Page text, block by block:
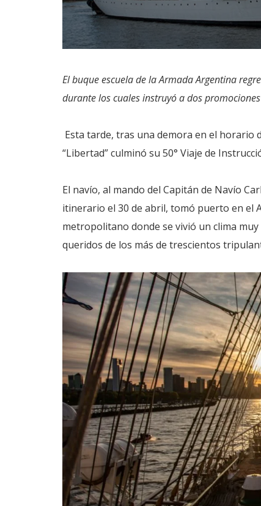
El buque escuela de la Armada Argentina
durante los cuales instruyó a dos
Esta tarde, tras una demora en el
“Libertad” culminó su 50° Viaje de
El navío, al mando del Capitán de Navío
itinerario el 30 de abril, tomó puerto en el
metropolitano donde se vivió un clima
queridos de los más de trescientos